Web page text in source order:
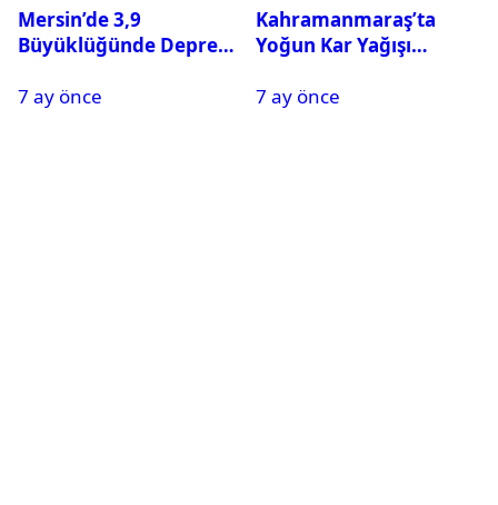
Mersin’de 3,9
Büyüklüğünde Deprem
7 ay önce
Kahramanmaraş’ta
Yoğun Kar Yağışı
Tatil
7 ay önce